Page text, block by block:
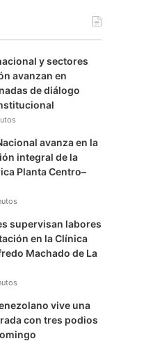
r
a
m
a
m
y sectores
avanzan en
de diálogo
avanza en la
integral de la
Planta Centro–
supervisan labores
en la Clínica
Machado de La
vive una
con tres podios